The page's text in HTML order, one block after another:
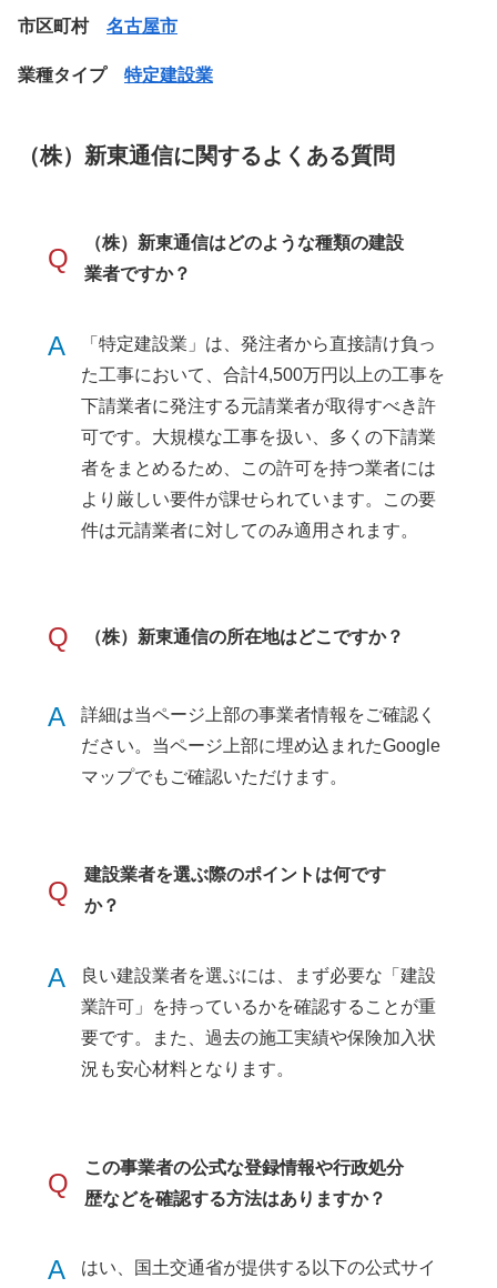
市区町村 名古屋市
業種タイプ 特定建設業
（株）新東通信に関するよくある質問
Q
（株）新東通信はどのような種類の建設
業者ですか？
A
「特定建設業」は、発注者から直接請け負っ
た工事において、合計4,500万円以上の工事を
下請業者に発注する元請業者が取得すべき許
可です。大規模な工事を扱い、多くの下請業
者をまとめるため、この許可を持つ業者には
より厳しい要件が課せられています。この要
件は元請業者に対してのみ適用されます。
Q （株）新東通信の所在地はどこですか？
A
詳細は当ページ上部の事業者情報をご確認く
ださい。当ページ上部に埋め込まれたGoogle
マップでもご確認いただけます。
Q
建設業者を選ぶ際のポイントは何です
か？
A
良い建設業者を選ぶには、まず必要な「建設
業許可」を持っているかを確認することが重
要です。また、過去の施工実績や保険加入状
況も安心材料となります。
Q
この事業者の公式な登録情報や行政処分
歴などを確認する方法はありますか？
A
はい、国土交通省が提供する以下の公式サイ